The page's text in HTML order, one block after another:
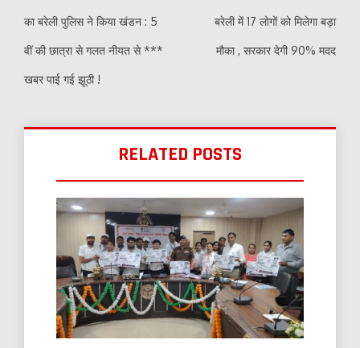
का बरेली पुलिस ने किया खंडन : 5
वीं की छात्रा से गलत नीयत से ***
खबर पाई गई झूठी !
बरेली में 17 लोगों को मिलेगा बड़ा
मौका , सरकार देगी 90% मदद
RELATED POSTS